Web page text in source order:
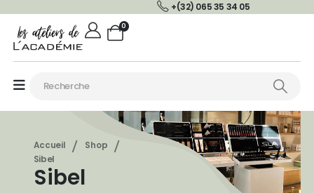
+(32) 065 35 34 05
0
Accueil
Shop
Sibel
Sibel